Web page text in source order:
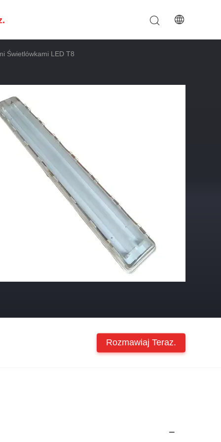
Świetlówkami LED T8
Rozmawiaj Teraz.